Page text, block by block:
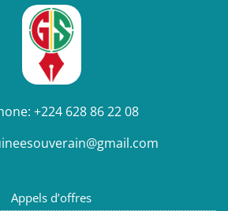
+224 628 86 22 08
Appels d’offres